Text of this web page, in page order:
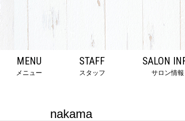
MENU
メニュー
STAFF
スタッフ
SALON
サロン情報
nakama